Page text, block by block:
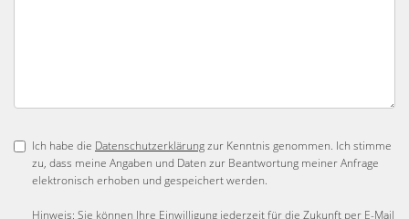
Ich habe die Datenschutzerklärungzur Kenntnis genommen. Ich stimme
zu, dass meine Angaben und Daten zur Beantwortung meiner Anfrage
elektronisch erhoben und gespeichert werden.
Hinweis: Sie können Ihre Einwilligung jederzeit für die Zukunft per E-Mail